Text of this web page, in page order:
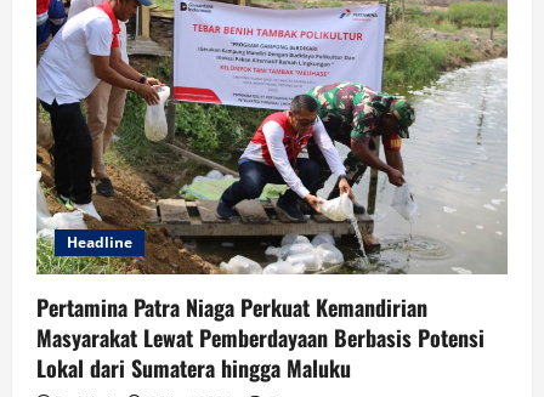
Nilai
Anggaran
Gembok
Lapas
Tak
Masuk
Akal
Headline
Pertamina Patra Niaga Perkuat Kemandirian
Masyarakat Lewat Pemberdayaan Berbasis Potensi
Lokal dari Sumatera hingga Maluku